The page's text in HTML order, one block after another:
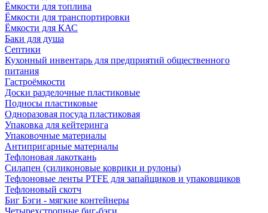
Ёмкости для топлива
Ёмкости для транспортировки
Ёмкости для КАС
Баки для душа
Септики
Кухонный инвентарь для предприятий общественного
питания
Гастроёмкости
Доски разделочные пластиковые
Подносы пластиковые
Одноразовая посуда пластиковая
Упаковка для кейтеринга
Упаковочные материалы
Антипригарные материалы
Тефлоновая лакоткань
Силапен (силиконовые коврики и рулоны)
Тефлоновые ленты PTFE для запайщиков и упаковщиков
Тефлоновый скотч
Биг Бэги - мягкие контейнеры
Четырехстропные биг-бэги